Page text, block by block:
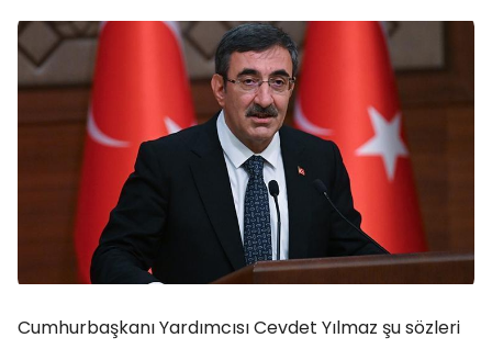
Cumhurbaşkanı Yardımcısı Cevdet Yılmaz şu sözleri